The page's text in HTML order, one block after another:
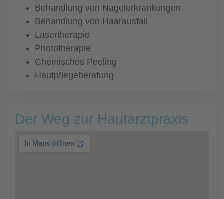
Behandlung von Nagelerkrankungen
Behandlung von Haarausfall
Lasertherapie
Phototherapie
Chemisches Peeling
Hautpflegeberatung
Der Weg zur Hautarztpraxis